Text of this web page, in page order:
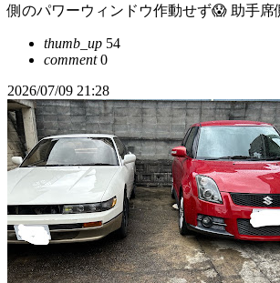
側のパワーウィンドウ作動せず😱 助手席
thumb_up 54
comment0
2026/07/09 21:28